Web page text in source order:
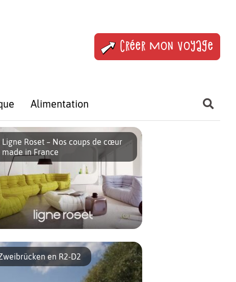
Créer mon voyage
Alimentation
Ligne Roset – Nos coups de cœur
made in France
Depuis plus de 150 ans, Ligne Roset habille
vos intérieurs. Cette entreprise enracinée
dans le patrimoine français a vu le jour à
Oussiat dans l’Ain en 1860. Spécialisée dans
en R2-D2